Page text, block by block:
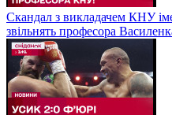
Скандал з викладачем КНУ
звільнять професора